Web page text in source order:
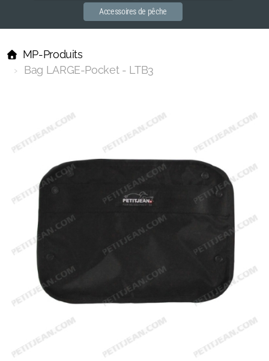
Accessoires de pêche
MP-Produits
Bag LARGE-Pocket - LTB3
Habillements et bags
MP-Books
MP Flies
Nymphs
MAGIC tools
Outils de montage
Matériaux de montage
MAGIC Head-Weight
Accessoires de pêche